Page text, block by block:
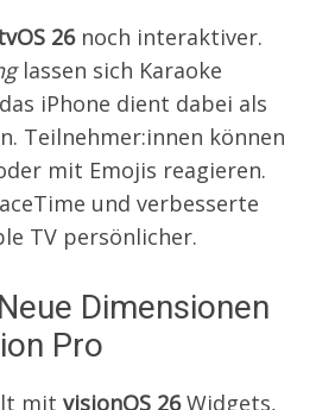
26noch interaktiver.
lassen sich Karaoke
iPhone dient dabei als
Teilnehmer:innen können
mit Emojis reagieren.
und verbesserte
TV persönlicher.
Dimensionen
Pro
mit visionOS 26Widgets,